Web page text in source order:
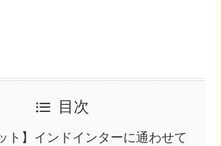
目次
ト】インドインターに通わせて